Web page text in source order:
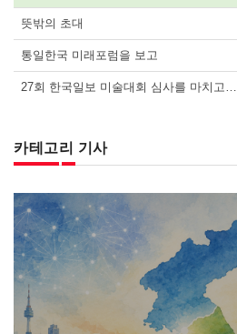
뜻밖의 초대
통일한국 미래포럼을 보고
27회 한국일보 미술대회 심사를 마치고…
카테고리 기사